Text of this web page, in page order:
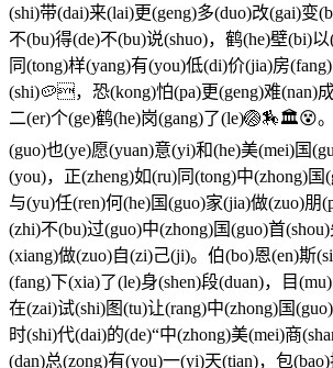
(shi)带(dai)来(lai)更(geng)多(duo)改(gai)变
不(bu)得(de)不(bu)说(shuo)，鹤(he)壁(bi)
同(tong)样(yang)有(you)低(di)价(jia)房
(shi)🥔，恐(kong)怕(pa)更(geng)难(nan)
二(er)个(ge)鹤(he)岗(gang)了(le)🏐🏇🏛😵。
(guo)也(ye)愿(yuan)意(yi)和(he)美(mei)国
(you)，正(zheng)如(ru)同(tong)中(zhong)国
与(yu)任(ren)何(he)国(guo)家(jia)做(zuo)朋
(zhi)不(bu)过(guo)中(zhong)国(guo)首
(xiang)做(zuo)自(zi)己(ji)。伯(bo)恩(en)斯
(fang)下(xia)了(le)身(shen)段(duan)，目
在(zai)试(shi)图(tu)让(rang)中(zhong)国
时(shi)代(dai)的(de)“中(zhong)美(mei)商
(dan)总(zong)有(you)一(yi)天(tian)，包